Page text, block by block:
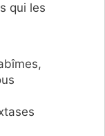
qui les